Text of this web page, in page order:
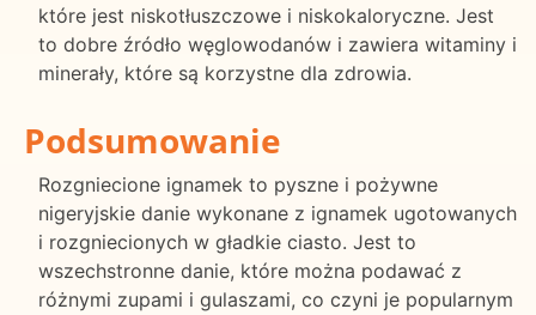
które jest niskotłuszczowe i niskokaloryczne. Jest
to dobre źródło węglowodanów i zawiera witaminy i
minerały, które są korzystne dla zdrowia.
Podsumowanie
Rozgniecione ignamek to pyszne i pożywne
nigeryjskie danie wykonane z ignamek ugotowanych
i rozgniecionych w gładkie ciasto. Jest to
wszechstronne danie, które można podawać z
różnymi zupami i gulaszami, co czyni je popularnym